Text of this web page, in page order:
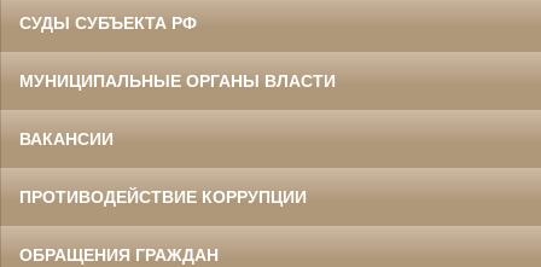
СУДЫ СУБЪЕКТА РФ
МУНИЦИПАЛЬНЫЕ ОРГАНЫ ВЛАСТИ
ВАКАНСИИ
ПРОТИВОДЕЙСТВИЕ КОРРУПЦИИ
ОБРАЩЕНИЯ ГРАЖДАН